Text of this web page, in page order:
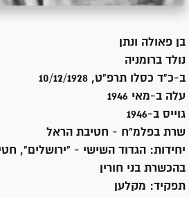
בן פאולה ונתן
נולד ברומניה
ב-כ"ד כסלו תרפ"ט, 10/12/1928
עלה ב-מאי 1946
גוייס ב-1946
שרת בפלמ"ח - חטיבת הראל
יחידות: הגדוד השישי - "ירושלים",
בהכשרת בני חורין
תפקיד: מקלען